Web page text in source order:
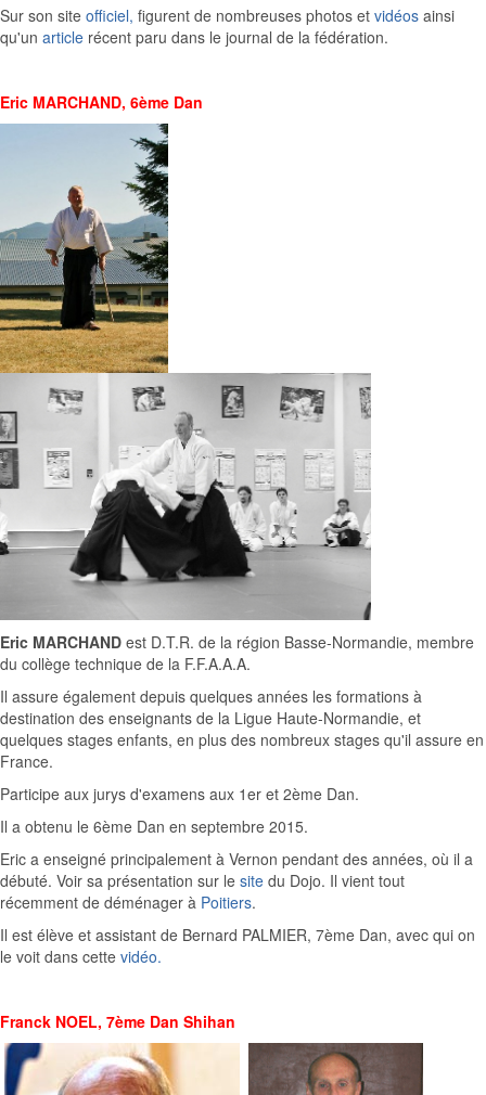
Sur son site officiel, figurent de nombreuses photos et vidéos ainsi
qu'un article récent paru dans le journal de la fédération.
Eric MARCHAND, 6ème Dan
Eric MARCHAND est D.T.R. de la région Basse-Normandie, membre
du collège technique de la F.F.A.A.A.
Il assure également depuis quelques années les formations à
destination des enseignants de la Ligue Haute-Normandie, et
quelques stages enfants, en plus des nombreux stages qu'il assure en
France.
Participe aux jurys d'examens aux 1er et 2ème Dan.
Il a obtenu le 6ème Dan en septembre 2015.
Eric a enseigné principalement à Vernon pendant des années, où il a
débuté. Voir sa présentation sur le site du Dojo. Il vient tout
récemment de déménager à Poitiers.
Il est élève et assistant de Bernard PALMIER, 7ème Dan, avec qui on
le voit dans cette vidéo.
Franck NOEL, 7ème Dan Shihan